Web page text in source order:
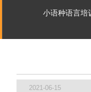
小语种语言培
2021-06-15